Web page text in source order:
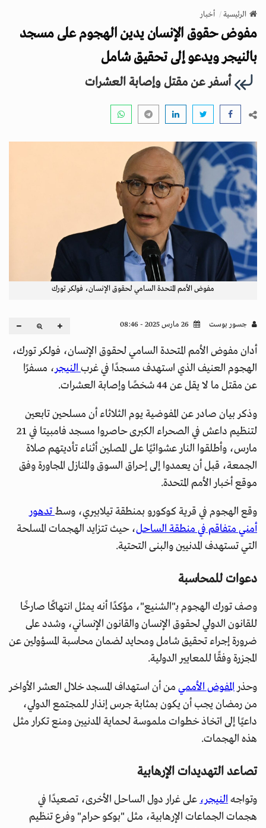
v
g
a
i
الرئيسية أخبار
مفوض حقوق الإنسان يدين الهجوم على مسجد
بالنيجر ويدعو إلى تحقيق شامل
أسفر عن مقتل وإصابة العشرات
مفوض الأمم المتحدة السامي لحقوق الإنسان، فولكر تورك
جسور بوست
أدان مفوض الأمم المتحدة السامي لحقوق الإنسان، فولكر تورك،
الهجوم العنيف الذي استهدف مسجدًا في غربالنيجر، مسفرًا
عن مقتل ما لا يقل عن 44 شخصًا وإصابة العشرات.
وذكر بيان صادر عن المفوضية يوم الثلاثاء أن مسلحين تابعين
لتنظيم داعش في الصحراء الكبرى حاصروا مسجد فامبيتا في 21
مارس، وأطلقوا النار عشوائيًا على المصلين أثناء تأديتهم صلاة
الجمعة، قبل أن يعمدوا إلى إحراق السوق والمنازل المجاورة وفق
موقع أخبار الأمم المتحدة.
وقع الهجوم في قرية كوكورو بمنطقة تيلابيري، وسطتدهور
أمني متفاقم في منطقة الساحل، حيث تتزايد الهجمات المسلحة
التي تستهدف المدنيين والبنى التحتية.
دعوات للمحاسبة
وصف تورك الهجوم بـ"الشنيع"، مؤكدًا أنه يمثل انتهاكًا صارخًا
للقانون الدولي لحقوق الإنسان والقانون الإنساني، وشدد على
ضرورة إجراء تحقيق شامل ومحايد لضمان محاسبة المسؤولين عن
المجزرة وفقًا للمعايير الدولية.
وحذرالمفوض الأممي من أن استهداف المسجد خلال العشر الأواخر
من رمضان يجب أن يكون بمثابة جرس إنذار للمجتمع الدولي،
داعيًا إلى اتخاذ خطوات ملموسة لحماية المدنيين ومنع تكرار مثل
هذه الهجمات.
تصاعد التهديدات الإرهابية
وتواجهالنيجر،على غرار دول الساحل الأخرى، تصعيدًا في
هجمات الجماعات الإرهابية، مثل "بوكو حرام" وفرع تنظيم